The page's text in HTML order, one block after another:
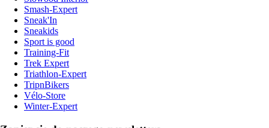
Smash-Expert
Sneak'In
Sneakids
Sport is good
Training-Fit
Trek Expert
Triathlon-Expert
TripnBikers
Vélo-Store
Winter-Expert